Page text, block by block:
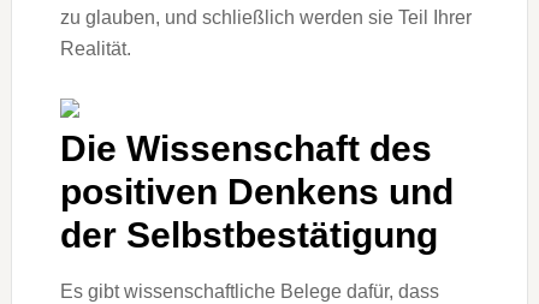
zu glauben, und schließlich werden sie Teil Ihrer
Realität.
Die Wissenschaft des
positiven Denkens und
der Selbstbestätigung
Es gibt wissenschaftliche Belege dafür, dass